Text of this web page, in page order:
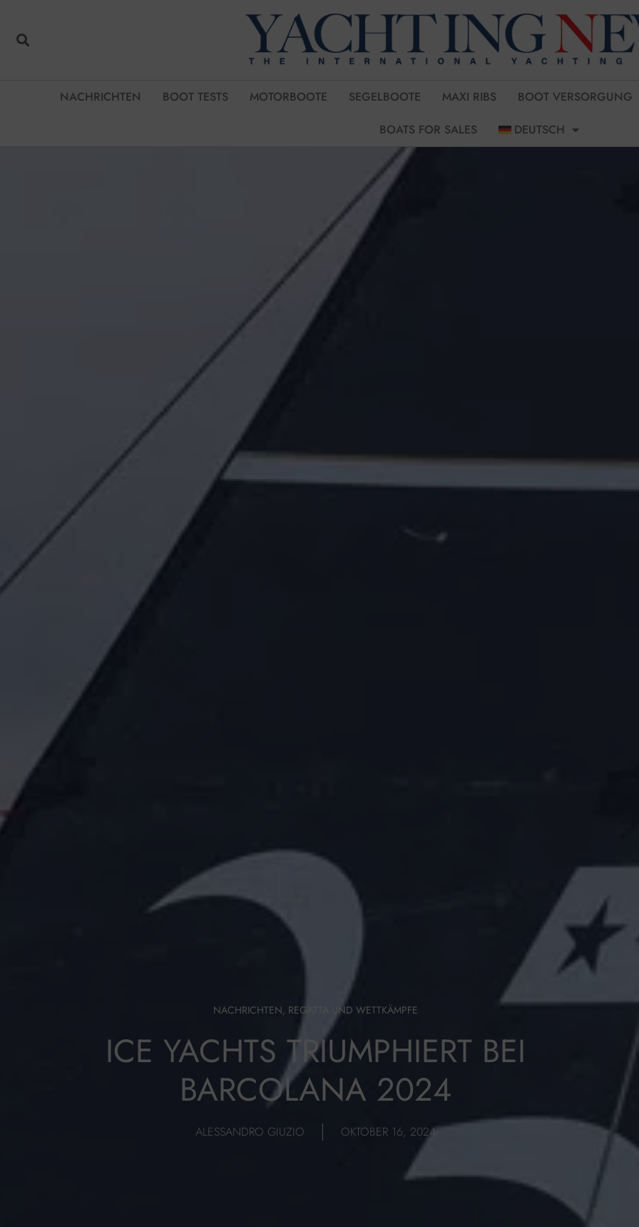
NACHRICHTEN BOOT TESTS MOTORBOOTE SEGELBOOTE MAXI RIBS
BOOT VERSORGUNG
BOATS FOR SALES
DEUTSCH
NACHRICHTEN, REGATTA UND WETTKÄMPFE
ICE YACHTS TRIUMPHIERT BEI
BARCOLANA 2024
ALESSANDRO GIUZIO OKTOBER 16, 2024